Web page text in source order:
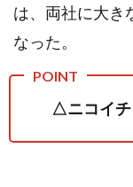
応
時
間
丁
は、両社に大き
なった。
△ニコイ